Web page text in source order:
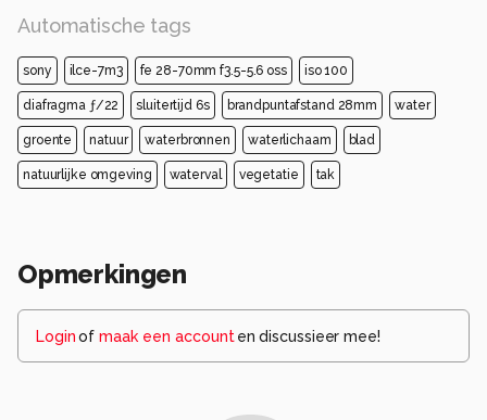
Automatische tags
sony ilce-7m3 fe 28-70mm f3.5-5.6 oss iso 100
diafragma ƒ/22 sluitertijd 6s brandpuntafstand 28mm water
groente natuur waterbronnen waterlichaam blad
natuurlijke omgeving waterval vegetatie tak
Opmerkingen
Loginof maak een account en discussieer mee!